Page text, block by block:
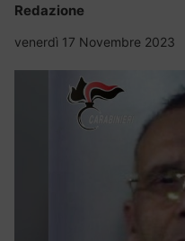
Redazione
venerdì 17 Novembre 2023